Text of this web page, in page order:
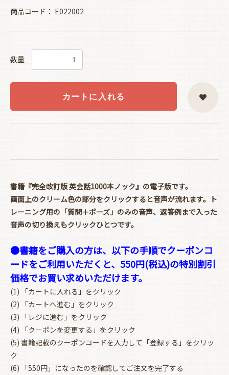
商品コード： E022002
数量
カートに入れる
書籍『完全改訂版 英会話1000本ノック』の電子版です。
画面上のクリーム色の部分をクリックすると音声が流れます。ト
レーニング用の「質問＋ポーズ」のみの音声、返答例まで入った
音声の切り換えもクリックひとつです。
●書籍をご購入の方は、以下の手順でクーポンコ
ードをご利用いただくと、550円(税込)の特別割引
価格でお買い求めいただけます。
(1) 「カートに入れる」をクリック
(2) 「カートへ進む」をクリック
(3) 「レジに進む」をクリック
(4) 「クーポンを変更する」をクリック
(5) 書籍記載のクーポンコードを入力して「登録する」をクリッ
ク
(6) 「550円」になったのを確認してご注文を完了する